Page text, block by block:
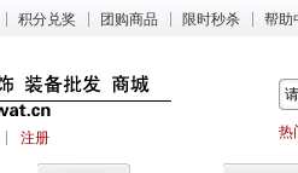
积分兑奖 团购商品 限时秒杀 帮助
注册 热